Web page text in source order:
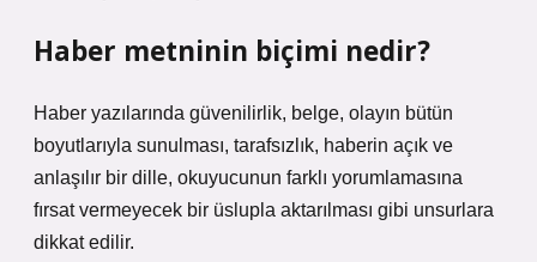
Haber metninin biçimi nedir?
Haber yazılarında güvenilirlik, belge, olayın bütün
boyutlarıyla sunulması, tarafsızlık, haberin açık ve
anlaşılır bir dille, okuyucunun farklı yorumlamasına
fırsat vermeyecek bir üslupla aktarılması gibi unsurlara
dikkat edilir.